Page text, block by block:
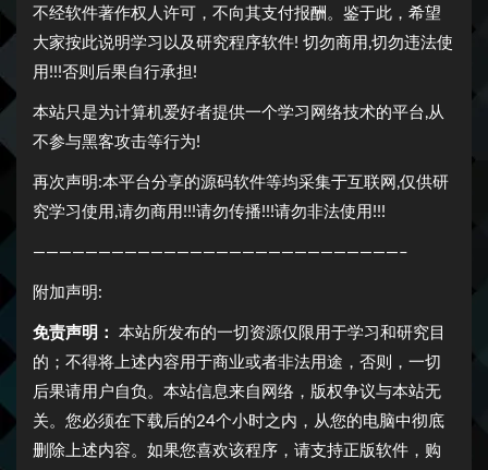
不经软件著作权人许可，不向其支付报酬。鉴于此，希望
大家按此说明学习以及研究程序软件! 切勿商用,切勿违法使
用!!!否则后果自行承担!
本站只是为计算机爱好者提供一个学习网络技术的平台,从
不参与黑客攻击等行为!
再次声明:本平台分享的源码软件等均采集于互联网,仅供研
究学习使用,请勿商用!!!请勿传播!!!请勿非法使用!!!
————————————————————————————–
附加声明:
免责声明：
本站所发布的一切资源仅限用于学习和研究目
的；不得将上述内容用于商业或者非法用途，否则，一切
后果请用户自负。本站信息来自网络，版权争议与本站无
关。您必须在下载后的24个小时之内，从您的电脑中彻底
删除上述内容。如果您喜欢该程序，请支持正版软件，购